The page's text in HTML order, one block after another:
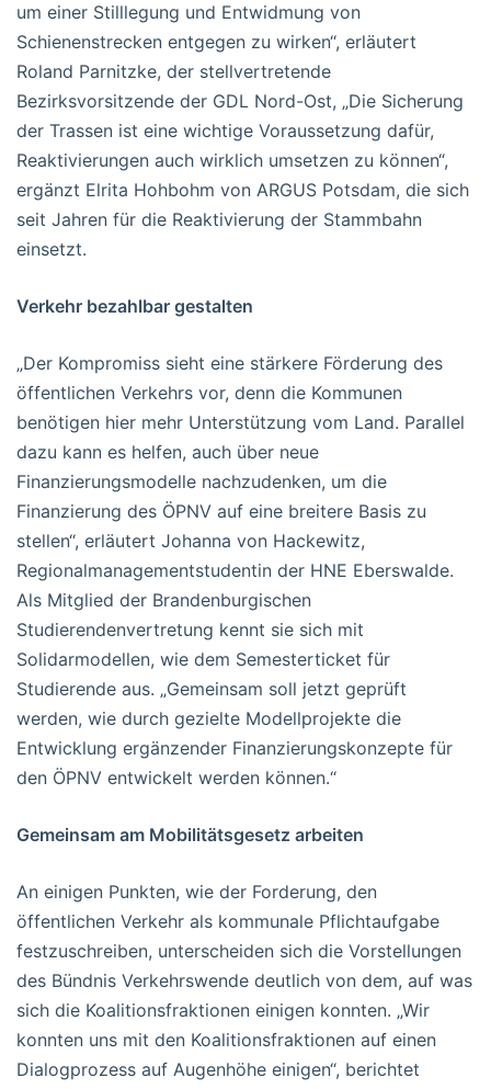
um einer Stilllegung und Entwidmung von
Schienenstrecken entgegen zu wirken“, erläutert
Roland Parnitzke, der stellvertretende
Bezirksvorsitzende der GDL Nord-Ost, „Die Sicherung
der Trassen ist eine wichtige Voraussetzung dafür,
Reaktivierungen auch wirklich umsetzen zu können“,
ergänzt Elrita Hohbohm von ARGUS Potsdam, die sich
seit Jahren für die Reaktivierung der Stammbahn
einsetzt.
Verkehr bezahlbar gestalten
„Der Kompromiss sieht eine stärkere Förderung des
öffentlichen Verkehrs vor, denn die Kommunen
benötigen hier mehr Unterstützung vom Land. Parallel
dazu kann es helfen, auch über neue
Finanzierungsmodelle nachzudenken, um die
Finanzierung des ÖPNV auf eine breitere Basis zu
stellen“, erläutert Johanna von Hackewitz,
Regionalmanagementstudentin der HNE Eberswalde.
Als Mitglied der Brandenburgischen
Studierendenvertretung kennt sie sich mit
Solidarmodellen, wie dem Semesterticket für
Studierende aus. „Gemeinsam soll jetzt geprüft
werden, wie durch gezielte Modellprojekte die
Entwicklung ergänzender Finanzierungskonzepte für
den ÖPNV entwickelt werden können.“
Gemeinsam am Mobilitätsgesetz arbeiten
An einigen Punkten, wie der Forderung, den
öffentlichen Verkehr als kommunale Pflichtaufgabe
festzuschreiben, unterscheiden sich die Vorstellungen
des Bündnis Verkehrswende deutlich von dem, auf was
sich die Koalitionsfraktionen einigen konnten. „Wir
konnten uns mit den Koalitionsfraktionen auf einen
Dialogprozess auf Augenhöhe einigen“, berichtet